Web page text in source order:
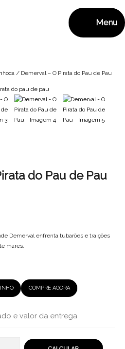
Menu
/ Demerval – O Pirata do Pau de Pau
do Pau de Pau
Demerval enfrenta tubarões e traições
mares.
COMPRE AGORA
e valor da entrega